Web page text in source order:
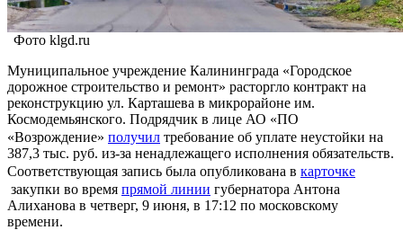
Фото klgd.ru
Муниципальное учреждение Калининграда «Городское
дорожное строительство и ремонт» расторгло контракт на
реконструкцию ул. Карташева в микрорайоне им.
Космодемьянского. Подрядчик в лице АО «ПО
«Возрождение» получил требование об уплате неустойки на
387,3 тыс. руб. из-за ненадлежащего исполнения обязательств.
Соответствующая запись была опубликована в карточке
закупки во время прямой линии губернатора Антона
Алиханова в четверг, 9 июня, в 17:12 по московскому
времени.